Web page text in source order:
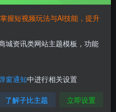
握短视频玩法与AI技能，提升
城资讯类网站主题模板，功能
窗通知中进行相关设置
了解子比主题 立即设置